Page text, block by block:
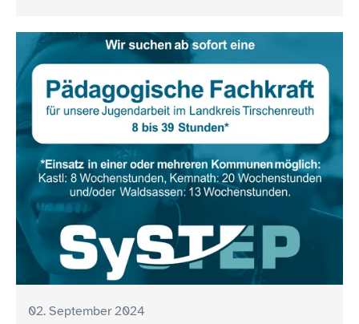
02. September 2024